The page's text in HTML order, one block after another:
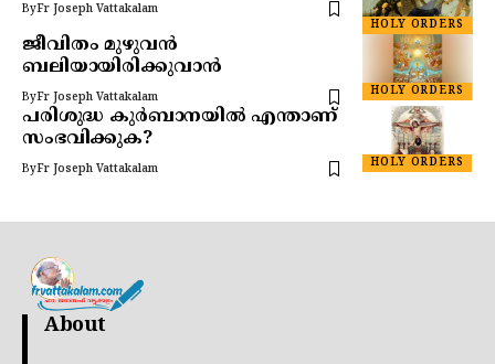
HOLY ORDERS
ByFr Joseph Vattakalam
HOLY ORDERS
ജീവിതം മുഴുവൻ
ബലിയായിരിക്കുവാൻ
ByFr Joseph Vattakalam
HOLY ORDERS
പരിശുദ്ധ കുർബാനയിൽ എന്താണ്
സംഭവിക്കുക?
ByFr Joseph Vattakalam
About